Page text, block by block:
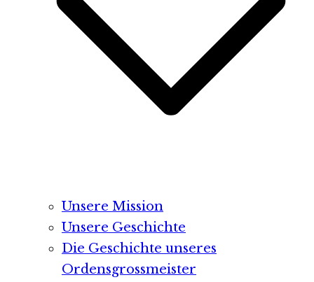
Unsere Mission
Unsere Geschichte
Die Geschichte unseres
Ordensgrossmeister